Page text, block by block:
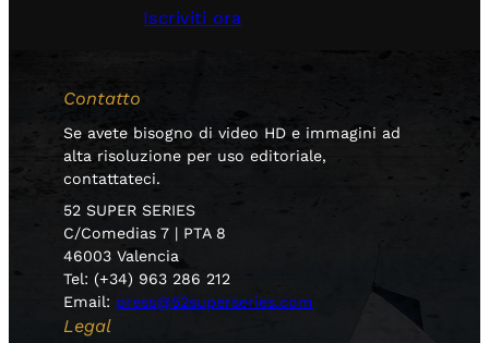
Iscriviti ora
Contatto
Se avete bisogno di video HD e immagini ad
alta risoluzione per uso editoriale,
contattateci.
52 SUPER SERIES
C/Comedias 7 | PTA 8
46003 Valencia
Tel: (+34) 963 286 212
Email: press@52superseries.com
Legal